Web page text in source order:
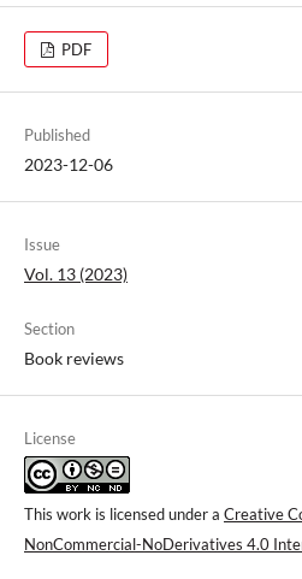
PDF
Published
2023-12-06
Issue
Vol. 13 (2023)
Section
Book reviews
License
This work is licensed under a Creative
NonCommercial-NoDerivatives 4.0